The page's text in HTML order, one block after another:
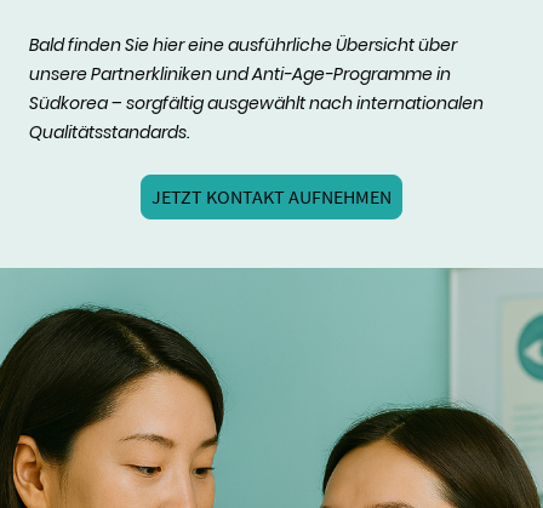
Bald finden Sie hier eine ausführliche Übersicht über
unsere Partnerkliniken und Anti-Age-Programme in
Südkorea – sorgfältig ausgewählt nach internationalen
Qualitätsstandards.
JETZT KONTAKT AUFNEHMEN